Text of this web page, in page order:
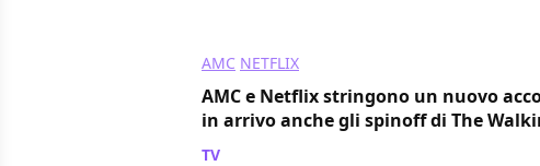
AMC NETFLIX
AMC e Netflix stringono un nuovo
in arrivo anche gli spinoff di The
TV